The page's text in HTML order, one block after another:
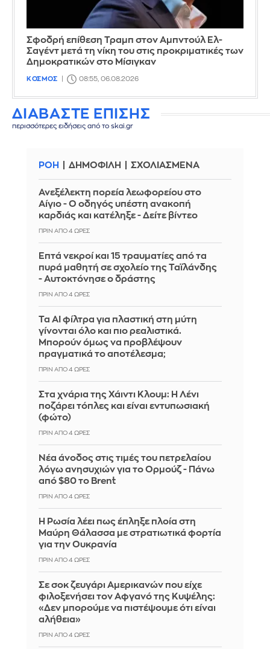
Σφοδρή επίθεση Τραμπ στον Αμπντούλ Ελ-
Σαγέντ μετά τη νίκη του στις προκριματικές των
Δημοκρατικών στο Μίσιγκαν
ΚΟΣΜΟΣ 08:55, 06.08.2026
ΔΙΑΒΑΣΤΕ ΕΠΙΣΗΣ
περισσότερες ειδήσεις από το skai.gr
ΡΟΗ ΔΗΜΟΦΙΛΗ ΣΧΟΛΙΑΣΜΕΝΑ
Ανεξέλεκτη πορεία λεωφορείου στο
Αίγιο - Ο οδηγός υπέστη ανακοπή
καρδιάς και κατέληξε - Δείτε βίντεο
ΠΡΙΝ ΑΠΌ 4 ΏΡΕΣ
Επτά νεκροί και 15 τραυματίες από τα
πυρά μαθητή σε σχολείο της Ταϊλάνδης
- Αυτοκτόνησε ο δράστης
ΠΡΙΝ ΑΠΌ 4 ΏΡΕΣ
Τα AI φίλτρα για πλαστική στη μύτη
γίνονται όλο και πιο ρεαλιστικά.
Μπορούν όμως να προβλέψουν
πραγματικά το αποτέλεσμα;
ΠΡΙΝ ΑΠΌ 4 ΏΡΕΣ
Στα χνάρια της Χάιντι Κλουμ: Η Λένι
ποζάρει τόπλες και είναι εντυπωσιακή
(φώτο)
ΠΡΙΝ ΑΠΌ 4 ΏΡΕΣ
Νέα άνοδος στις τιμές του πετρελαίου
λόγω ανησυχιών για το Ορμούζ - Πάνω
από $80 το Brent
ΠΡΙΝ ΑΠΌ 4 ΏΡΕΣ
Η Ρωσία λέει πως έπληξε πλοία στη
Μαύρη Θάλασσα με στρατιωτικά φορτία
για την Ουκρανία
ΠΡΙΝ ΑΠΌ 4 ΏΡΕΣ
Σε σοκ ζευγάρι Αμερικανών που είχε
φιλοξενήσει τον Αφγανό της Κυψέλης:
«Δεν μπορούμε να πιστέψουμε ότι είναι
αλήθεια»
ΠΡΙΝ ΑΠΌ 4 ΏΡΕΣ